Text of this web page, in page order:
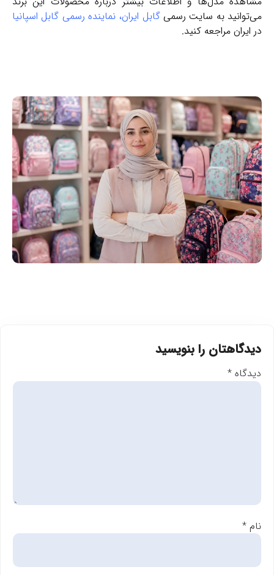
می‌توانید به سایت رسمیگابل ایران، نماینده رسمی گابل اسپانیا
در ایران مراجعه کنید.
دیدگاهتان را بنویسید
دیدگاه *
نام *